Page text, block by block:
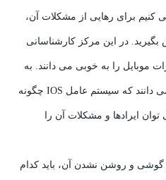
برای رهایی از مشکلات آن،
بگیرید. در این مرکز کارشناسانی
موبایل را به خوبی می دانند. به
عنوان مثال همکاران ما به خوبی می دانند که سیستم عامل IOS چگونه
ایرادها و مشکلات آن را
و روشن نشدن آن، باید کدام